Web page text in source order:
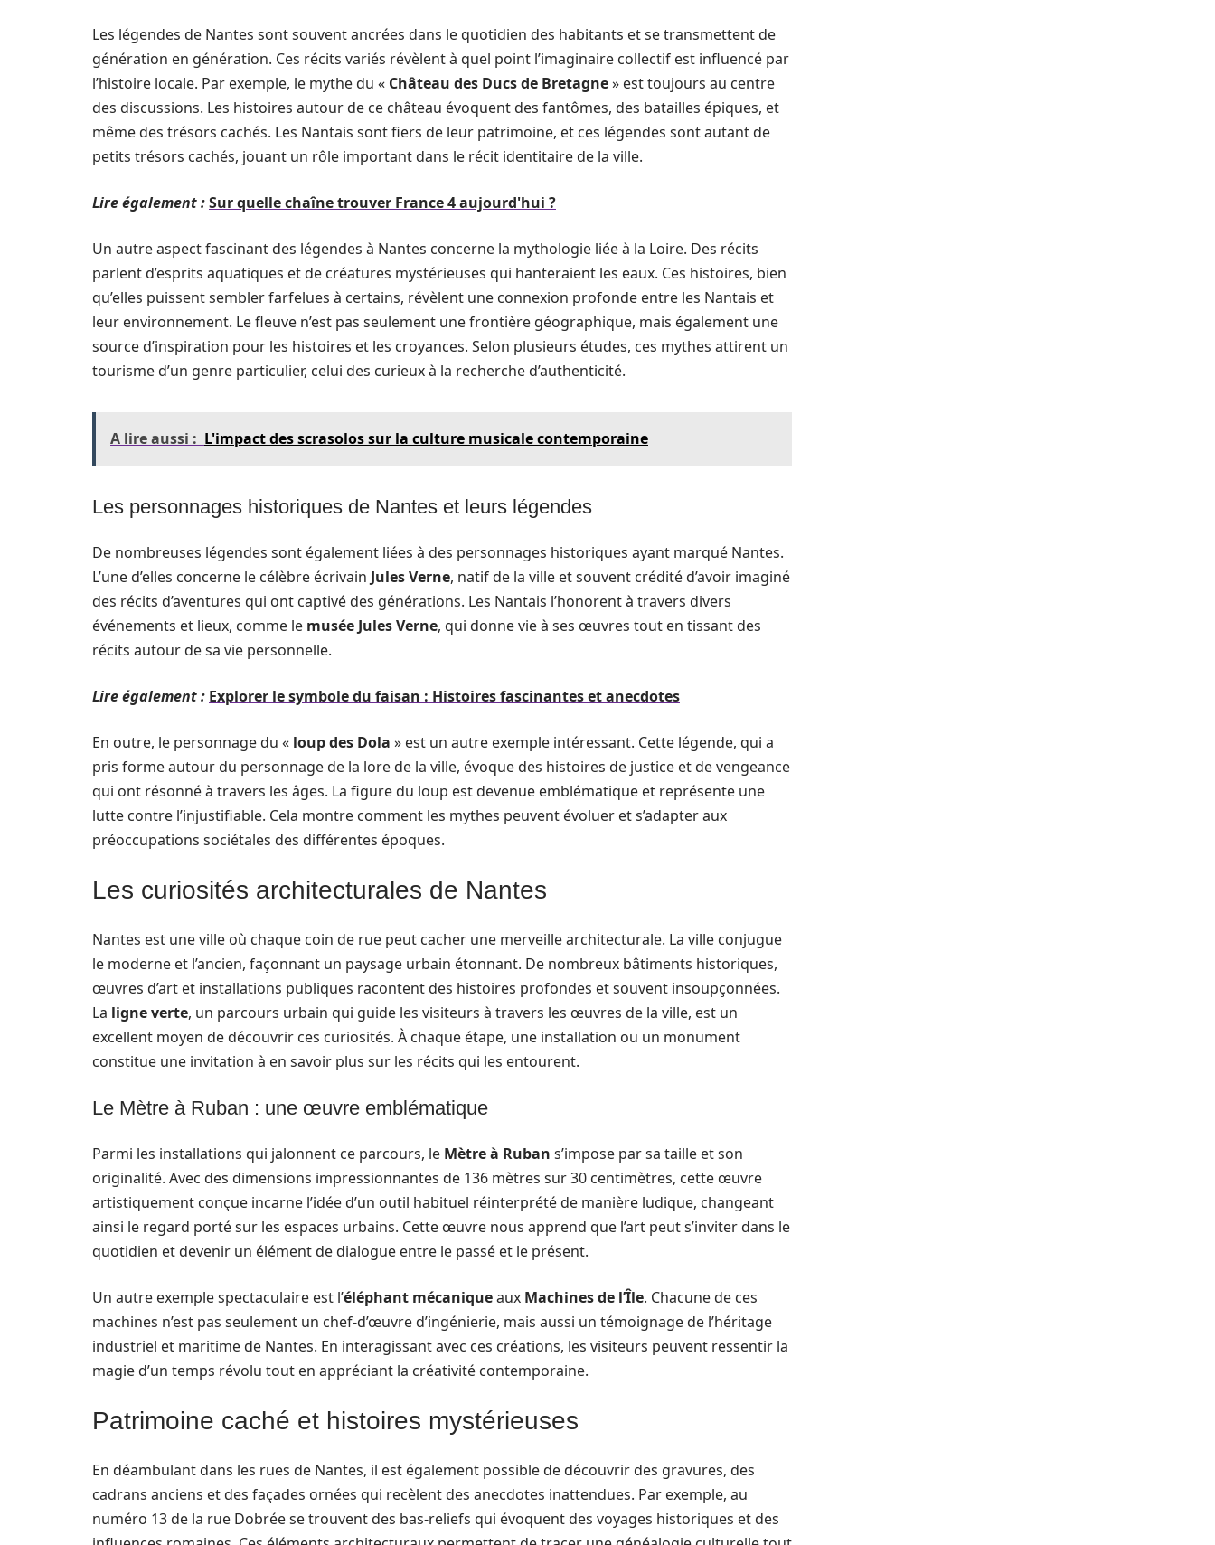
Les légendes de Nantes sont souvent ancrées dans le quotidien des habitants et se transmettent de
génération en génération. Ces récits variés révèlent à quel point l’imaginaire collectif est influencé par
l’histoire locale. Par exemple, le mythe du « Château des Ducs de Bretagne» est toujours au centre
des discussions. Les histoires autour de ce château évoquent des fantômes, des batailles épiques, et
même des trésors cachés. Les Nantais sont fiers de leur patrimoine, et ces légendes sont autant de
petits trésors cachés, jouant un rôle important dans le récit identitaire de la ville.
Lire également :Sur quelle chaîne trouver France 4 aujourd'hui ?
Un autre aspect fascinant des légendes à Nantes concerne la mythologie liée à la Loire. Des récits
parlent d’esprits aquatiques et de créatures mystérieuses qui hanteraient les eaux. Ces histoires, bien
qu’elles puissent sembler farfelues à certains, révèlent une connexion profonde entre les Nantais et
leur environnement. Le fleuve n’est pas seulement une frontière géographique, mais également une
source d’inspiration pour les histoires et les croyances. Selon plusieurs études, ces mythes attirent un
tourisme d’un genre particulier, celui des curieux à la recherche d’authenticité.
A lire aussi : L'impact des scrasolos sur la culture musicale contemporaine
Les personnages historiques de Nantes et leurs légendes
De nombreuses légendes sont également liées à des personnages historiques ayant marqué Nantes.
L’une d’elles concerne le célèbre écrivain Jules Verne, natif de la ville et souvent crédité d’avoir imaginé
des récits d’aventures qui ont captivé des générations. Les Nantais l’honorent à travers divers
événements et lieux, comme le musée Jules Verne, qui donne vie à ses œuvres tout en tissant des
récits autour de sa vie personnelle.
Lire également : Explorer le symbole du faisan : Histoires fascinantes et anecdotes
En outre, le personnage du « loup des Dola » est un autre exemple intéressant. Cette légende, qui a
pris forme autour du personnage de la lore de la ville, évoque des histoires de justice et de vengeance
qui ont résonné à travers les âges. La figure du loup est devenue emblématique et représente une
lutte contre l’injustifiable. Cela montre comment les mythes peuvent évoluer et s’adapter aux
préoccupations sociétales des différentes époques.
Les curiosités architecturales de Nantes
Nantes est une ville où chaque coin de rue peut cacher une merveille architecturale. La ville conjugue
le moderne et l’ancien, façonnant un paysage urbain étonnant. De nombreux bâtiments historiques,
œuvres d’art et installations publiques racontent des histoires profondes et souvent insoupçonnées.
La ligne verte, un parcours urbain qui guide les visiteurs à travers les œuvres de la ville, est un
excellent moyen de découvrir ces curiosités. À chaque étape, une installation ou un monument
constitue une invitation à en savoir plus sur les récits qui les entourent.
Le Mètre à Ruban : une œuvre emblématique
Parmi les installations qui jalonnent ce parcours, le Mètre à Ruban s’impose par sa taille et son
originalité. Avec des dimensions impressionnantes de 136 mètres sur 30 centimètres, cette œuvre
artistiquement conçue incarne l’idée d’un outil habituel réinterprété de manière ludique, changeant
ainsi le regard porté sur les espaces urbains. Cette œuvre nous apprend que l’art peut s’inviter dans le
quotidien et devenir un élément de dialogue entre le passé et le présent.
Un autre exemple spectaculaire est l’éléphant mécaniqueaux Machines de l’Île. Chacune de ces
machines n’est pas seulement un chef-d’œuvre d’ingénierie, mais aussi un témoignage de l’héritage
industriel et maritime de Nantes. En interagissant avec ces créations, les visiteurs peuvent ressentir la
magie d’un temps révolu tout en appréciant la créativité contemporaine.
Patrimoine caché et histoires mystérieuses
En déambulant dans les rues de Nantes, il est également possible de découvrir des gravures, des
cadrans anciens et des façades ornées qui recèlent des anecdotes inattendues. Par exemple, au
numéro 13 de la rue Dobrée se trouvent des bas-reliefs qui évoquent des voyages historiques et des